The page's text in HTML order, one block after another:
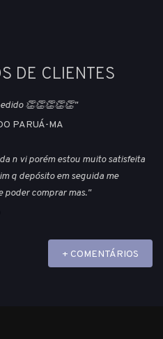
DE CLIENTES
👏👏👏👏👏"
PARUÁ-MA
n vi porém estou muito satisfeita
q depósito em seguida me
poder comprar mas."
+ COMENTÁRIOS